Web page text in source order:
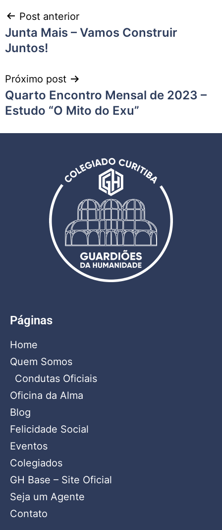
Post anterior
Junta Mais – Vamos Construir
Juntos!
Próximo post
Quarto Encontro Mensal de 2023 –
Estudo “O Mito do Exu”
Páginas
Home
Quem Somos
Condutas Oficiais
Oficina da Alma
Blog
Felicidade Social
Eventos
Colegiados
GH Base – Site Oficial
Seja um Agente
Contato